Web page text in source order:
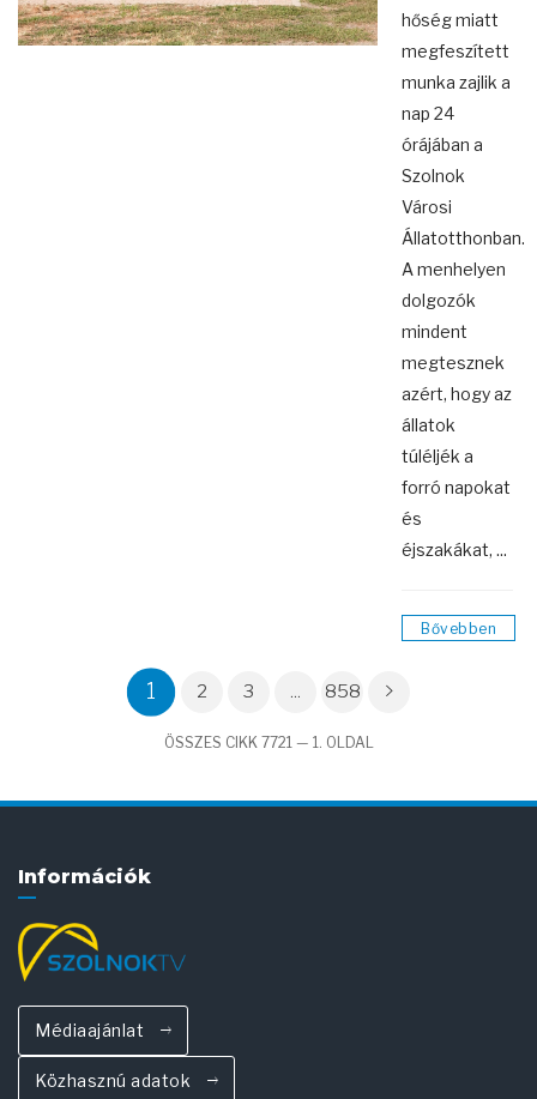
hőség miatt
megfeszített
munka zajlik a
nap 24
órájában a
Szolnok
Városi
Állatotthonban.
A menhelyen
dolgozók
mindent
megtesznek
azért, hogy az
állatok
túléljék a
forró napokat
és
éjszakákat, ...
Bővebben
1 2 3 ... 858
ÖSSZES CIKK 7721 — 1. OLDAL
Információk
Médiaajánlat
Közhasznú adatok